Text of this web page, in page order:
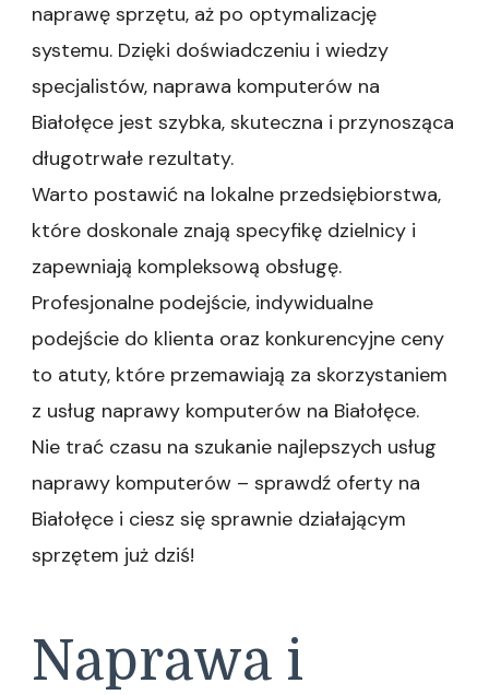
naprawę sprzętu, aż po optymalizację
systemu. Dzięki doświadczeniu i wiedzy
specjalistów, naprawa komputerów na
Białołęce jest szybka, skuteczna i przynosząca
długotrwałe rezultaty.
Warto postawić na lokalne przedsiębiorstwa,
które doskonale znają specyfikę dzielnicy i
zapewniają kompleksową obsługę.
Profesjonalne podejście, indywidualne
podejście do klienta oraz konkurencyjne ceny
to atuty, które przemawiają za skorzystaniem
z usług naprawy komputerów na Białołęce.
Nie trać czasu na szukanie najlepszych usług
naprawy komputerów – sprawdź oferty na
Białołęce i ciesz się sprawnie działającym
sprzętem już dziś!
Naprawa i